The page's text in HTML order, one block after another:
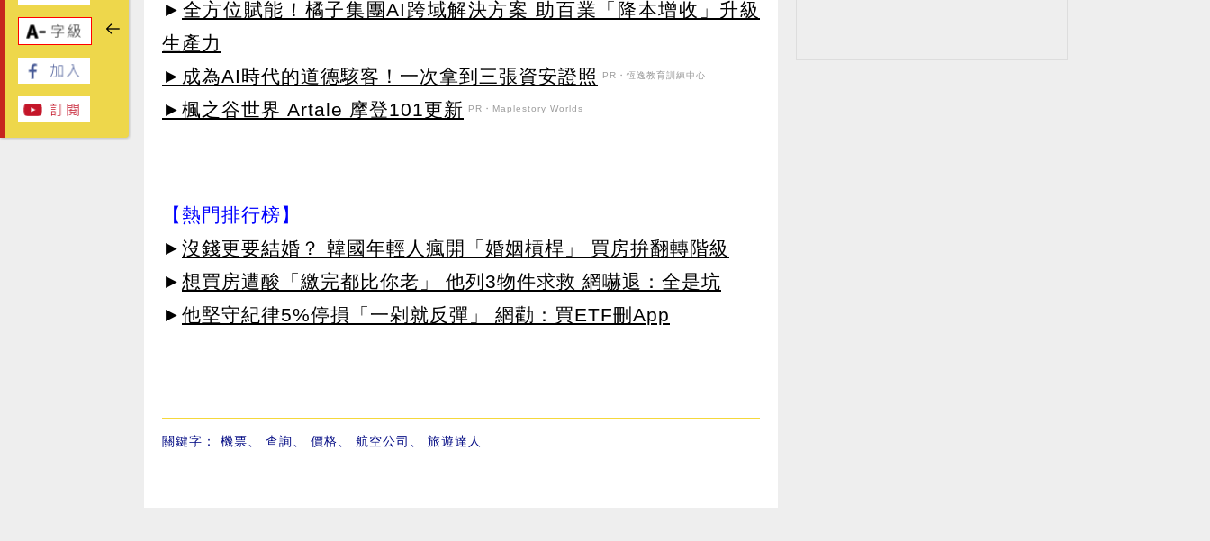
► 全方位賦能！橘子集團AI跨域解決方案 助百業「降本增收」升級
生產力
►成為AI時代的道德駭客！一次拿到三張資安證照
PR・恆逸教育訓練中心
►楓之谷世界 Artale 摩登101更新 PR・Maplestory Worlds
【熱門排行榜】
► 沒錢更要結婚？ 韓國年輕人瘋開「婚姻槓桿」 買房拚翻轉階級
► 想買房遭酸「繳完都比你老」 他列3物件求救 網嚇退：全是坑
► 他堅守紀律5%停損「一剁就反彈」 網勸：買ETF刪App
關鍵字： 機票 查詢 價格 航空公司 旅遊達人